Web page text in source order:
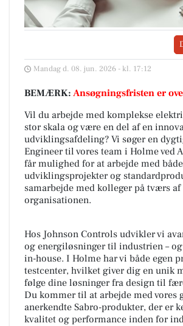
Mandag d. 08. jun. 2026 - kl. 17:12
BEMÆRK: Ansøgningsfristen er
Vil du arbejde med komplekse
stor skala og være en del af en
udviklingsafdeling? Vi søger en
Engineer til vores team i Holme ved
får mulighed for at arbejde med både
udviklingsprojekter og
samarbejde med kolleger på tværs af
organisationen.
Hos Johnson Controls udvikler vi
og energiløsninger til industrien –
in-house. I Holme har vi både egen
testcenter, hvilket giver dig en unik
følge dine løsninger fra design til
Du kommer til at arbejde med vores
anerkendte Sabro-produkter, der er
kvalitet og performance inden for